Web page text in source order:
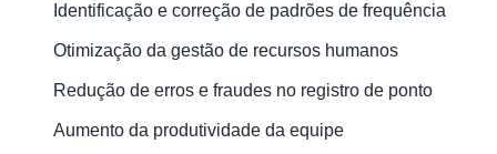
Identificação e correção de padrões de frequência
Otimização da gestão de recursos humanos
Redução de erros e fraudes no registro de ponto
Aumento da produtividade da equipe